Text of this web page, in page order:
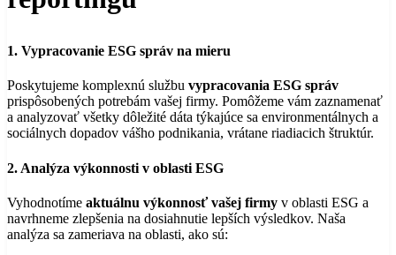
1. Vypracovanie ESG správ na mieru
Poskytujeme komplexnú službu vypracovania ESG správ
prispôsobených potrebám vašej firmy. Pomôžeme vám zaznamenať
a analyzovať všetky dôležité dáta týkajúce sa environmentálnych a
sociálnych dopadov vášho podnikania, vrátane riadiacich štruktúr.
2. Analýza výkonnosti v oblasti ESG
Vyhodnotíme aktuálnu výkonnosť vašej firmy v oblasti ESG a
navrhneme zlepšenia na dosiahnutie lepších výsledkov. Naša
analýza sa zameriava na oblasti, ako sú: